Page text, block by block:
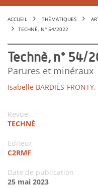
ACCUEIL THÉMATIQUES
TECHNÈ, N° 54/2022
Technè, n° 54/
Parures et minéraux
Isabelle BARDIÈS-FRONTY,
Revue
TECHNÈ
Editeur
C2RMF
Date de publication
25 mai 2023